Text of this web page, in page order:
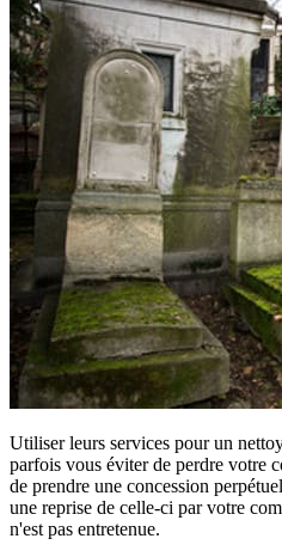
Utiliser leurs services pour un
parfois vous éviter de perdre votre
de prendre une concession
une reprise de celle-ci par votre
n'est pas entretenue.